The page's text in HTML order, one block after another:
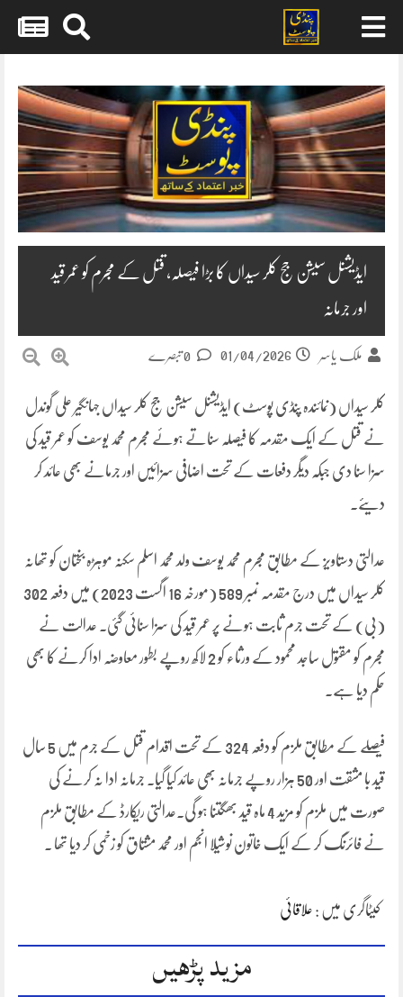
content
ایڈیشنل سیشن جج کلر سیداں کا بڑا فیصلہ، قتل کے مجرم کو عمر قید
اور جرمانہ
ملک یاسر 01/04/2026
کلر سیداں (نمائندہ پنڈی پوسٹ) ایڈیشنل سیشن جج کلر سیداں جہانگیر علی گوندل
نے قتل کے ایک مقدمہ کا فیصلہ سناتے ہوئے مجرم محمد یوسف کو عمر قید کی
سزا سنا دی جبکہ دیگر دفعات کے تحت اضافی سزائیں اور جرمانے بھی عائد کر
دیئے۔
عدالتی دستاویز کے مطابق مجرم محمد یوسف ولد محمد اسلم سکنہ موہڑہ بختان کو تھانہ
کلر سیداں میں درج مقدمہ نمبر 589 (مورخہ 16 اگست 2023) میں دفعہ 302
(بی) کے تحت جرم ثابت ہونے پر عمر قید کی سزا سنائی گئی۔ عدالت نے
مجرم کو مقتول ساجد محمود کے ورثاء کو 2 لاکھ روپے بطور معاوضہ ادا کرنے کا بھی
حکم دیا ہے۔
فیصلے کے مطابق ملزم کو دفعہ 324 کے تحت اقدام قتل کے جرم میں 5 سال
قید با مشقت اور 50 ہزار روپے جرمانہ بھی عائد کیا گیا۔ جرمانہ ادا نہ کرنے کی
صورت میں ملزم کو مزید 4 ماہ قید بھگتنا ہو گی۔عدالتی ریکارڈ کے مطابق ملزم
نے فائرنگ کر کے ایک خاتون نوشیلا انجم اور محمد مشتاق کو زخمی کر دیا تھا ۔
کیٹاگری میں : علاقائی
مزید پڑھیں